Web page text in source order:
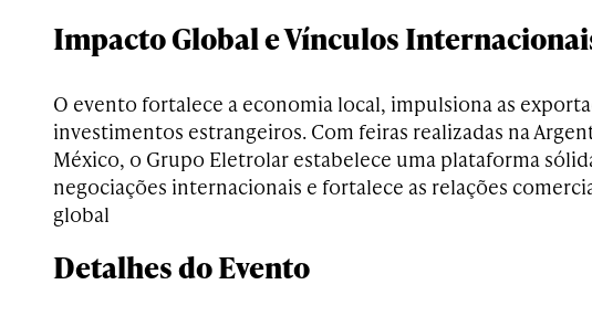
Impacto Global e Vínculos
O evento fortalece a economia local, impulsiona as
investimentos estrangeiros. Com feiras realizadas na
México, o Grupo Eletrolar estabelece uma plataforma
negociações internacionais e fortalece as relações
global
Detalhes do Evento